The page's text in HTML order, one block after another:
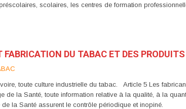
scolaires, les centres de formation
FABRICATION DU TABAC ET DES
toute culture industrielle du tabac. Article 5 Les
de la Santé, toute information relative à la qualité, à la
la Santé assurent le contrôle périodique et inopiné.